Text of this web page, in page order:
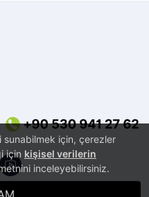
sunabilmek için, çerezler
için kişisel verilerin
inceleyebilirsiniz.